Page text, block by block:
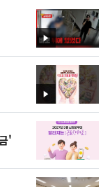
영
상
영
상
'